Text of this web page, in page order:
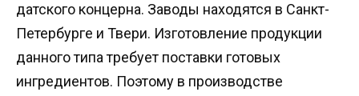
датского концерна. Заводы находятся в Санкт-
Петербурге и Твери. Изготовление продукции
данного типа требует поставки готовых
ингредиентов. Поэтому в производстве